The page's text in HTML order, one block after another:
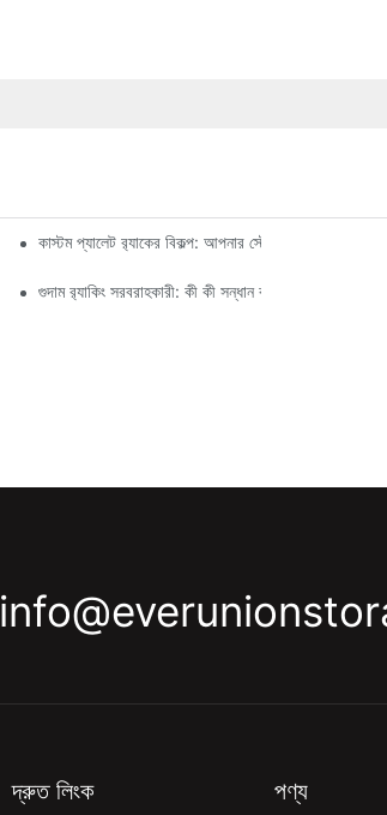
কাস্টম প্যালেট র‍্যাকের বিকল্প: আপনার স্টোরেজের চাহিদা অনুযায়ী
গুদাম র‍্যাকিং সরবরাহকারী: কী কী সন্ধান করবেন
দ্রুত লিংক পণ্য